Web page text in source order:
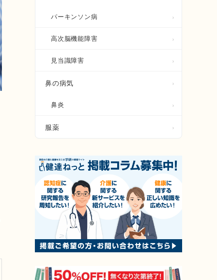
パーキンソン病
高次脳機能障害
見当識障害
鼻の病気
鼻炎
服薬